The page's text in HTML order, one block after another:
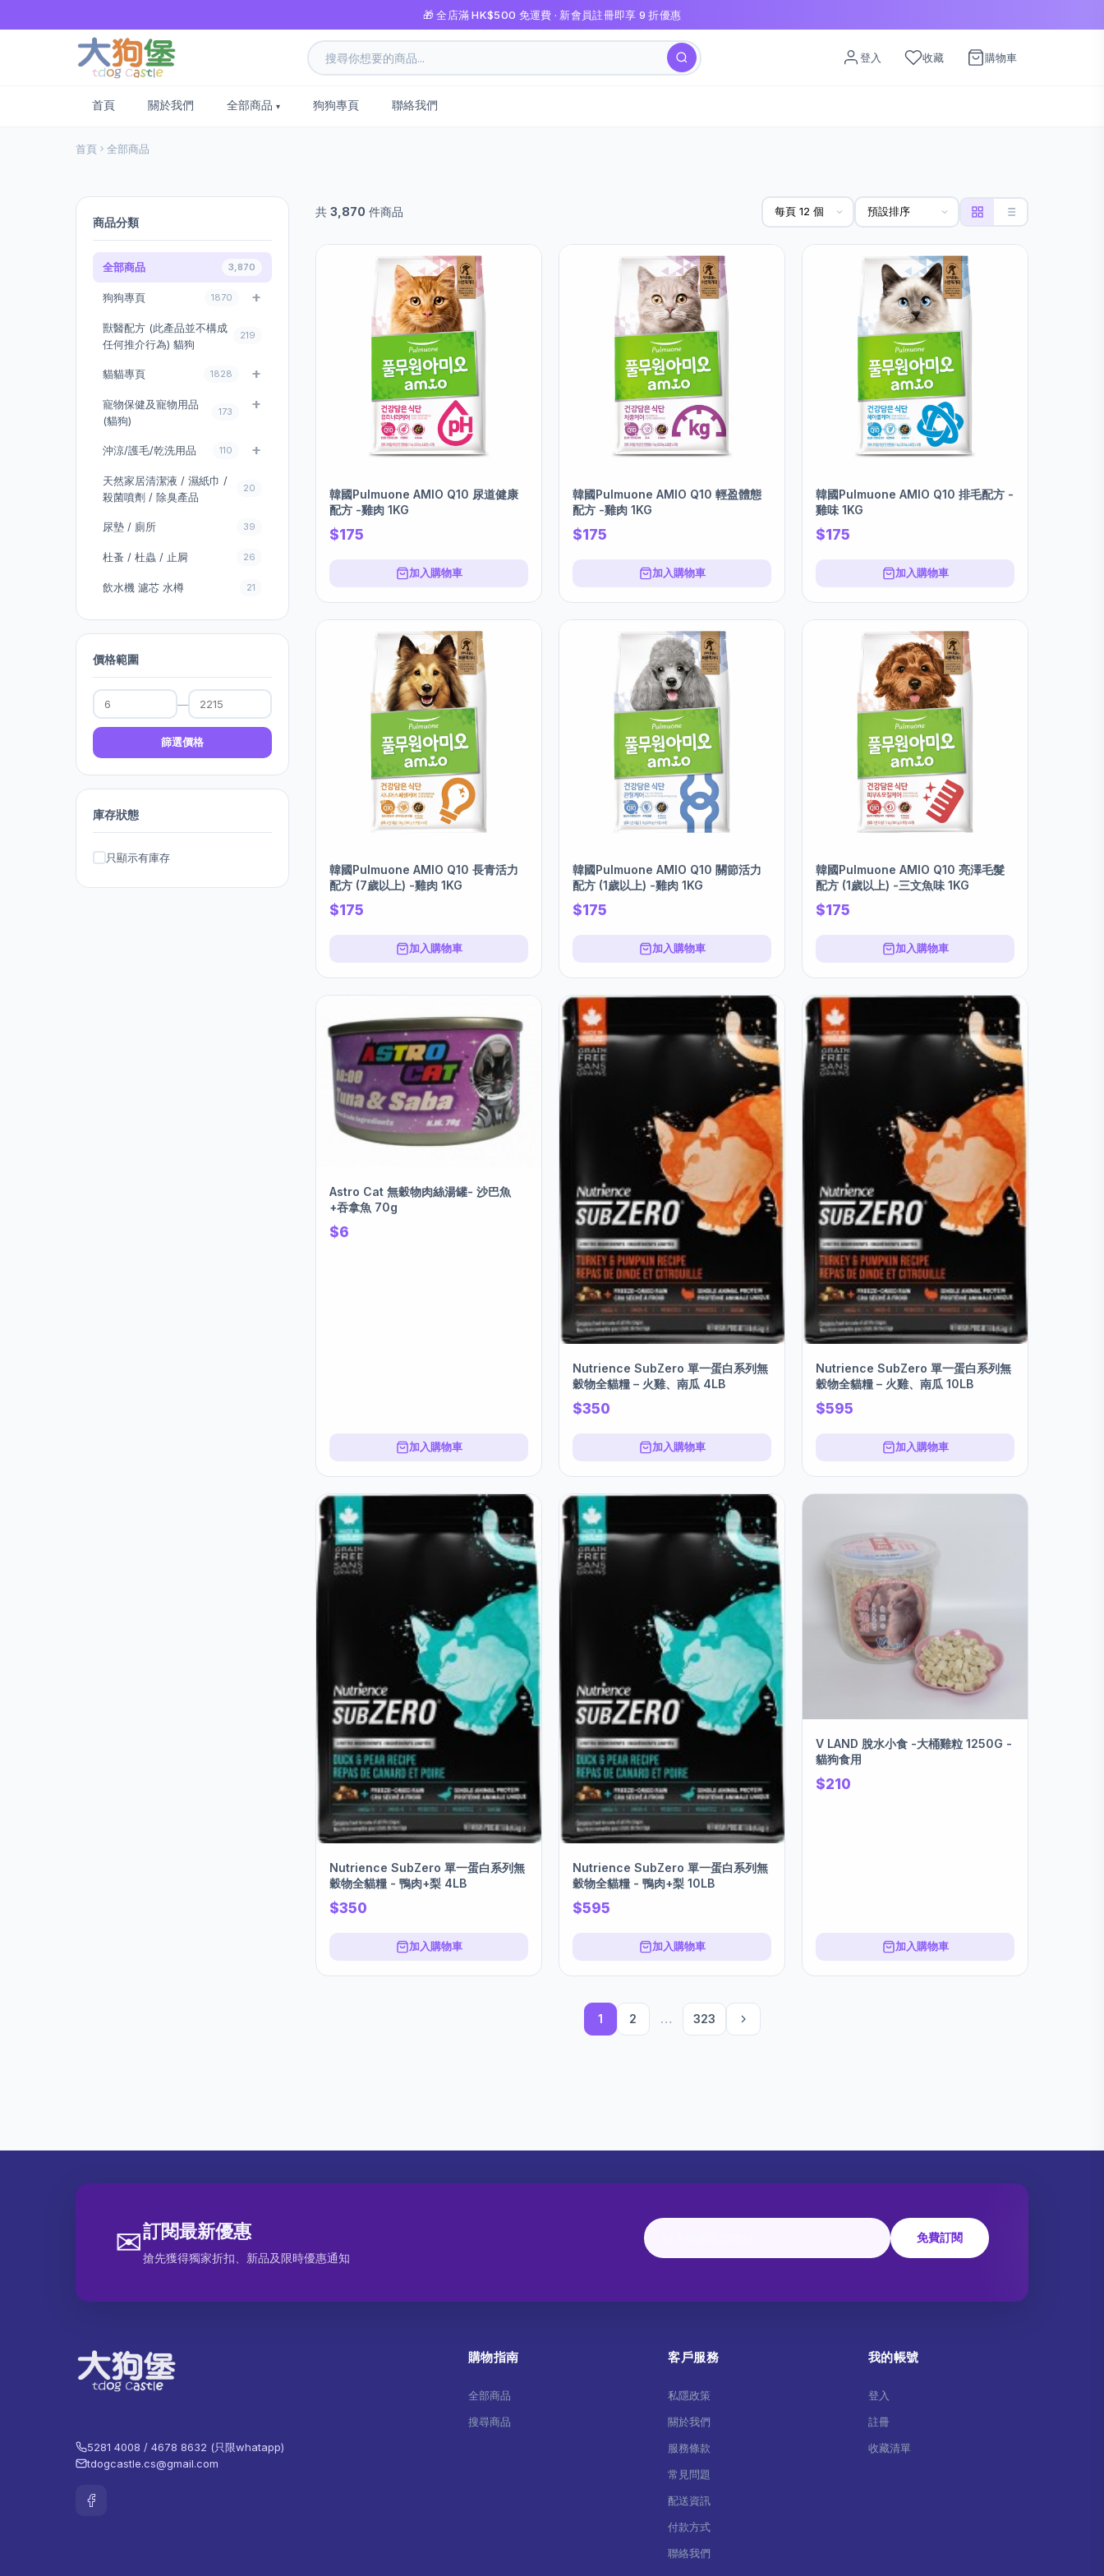
🎁 全店滿 HK$500 免運費 · 新會員註冊即享 9 折優惠
登入 收藏 購物車
首頁 關於我們 全部商品 狗狗專頁 聯絡我們
首頁 全部商品
商品分類
全部商品 3,870
狗狗專頁 1870
獸醫配方 (此產品並不構成
任何推介行為) 貓狗
219
貓貓專頁 1828
寵物保健及寵物用品
(貓狗)
173
沖涼/護毛/乾洗用品 110
天然家居清潔液 / 濕紙巾 /
殺菌噴劑 / 除臭產品
20
尿墊 / 廁所 39
杜蚤 / 杜蟲 / 止屙 26
飲水機 濾芯 水樽 21
價格範圍
—
篩選價格
庫存狀態
只顯示有庫存
共 3,870 件商品
韓國Pulmuone AMIO Q10 尿道健康
配方 -雞肉 1KG
$175
加入購物車
韓國Pulmuone AMIO Q10 輕盈體態
配方 -雞肉 1KG
$175
加入購物車
韓國Pulmuone AMIO Q10 排毛配方 -
雞味 1KG
$175
加入購物車
韓國Pulmuone AMIO Q10 長青活力
配方 (7歲以上) -雞肉 1KG
$175
加入購物車
韓國Pulmuone AMIO Q10 關節活力
配方 (1歲以上) -雞肉 1KG
$175
加入購物車
韓國Pulmuone AMIO Q10 亮澤毛髮
配方 (1歲以上) -三文魚味 1KG
$175
加入購物車
Astro Cat 無穀物肉絲湯罐- 沙巴魚
+吞拿魚 70g
$6
加入購物車
Nutrience SubZero 單一蛋白系列無
穀物全貓糧 – 火雞、南瓜 4LB
$350
加入購物車
Nutrience SubZero 單一蛋白系列無
穀物全貓糧 – 火雞、南瓜 10LB
$595
加入購物車
Nutrience SubZero 單一蛋白系列無
穀物全貓糧 - 鴨肉+梨 4LB
$350
加入購物車
Nutrience SubZero 單一蛋白系列無
穀物全貓糧 - 鴨肉+梨 10LB
$595
加入購物車
V LAND 脫水小食 -大桶雞粒 1250G -
貓狗食用
$210
加入購物車
1 2 … 323
✉訂閱最新優惠
搶先獲得獨家折扣、新品及限時優惠通知
免費訂閱
5281 4008 / 4678 8632 (只限whatapp)
tdogcastle.cs@gmail.com
購物指南
全部商品
搜尋商品
客戶服務
私隱政策
關於我們
服務條款
常見問題
配送資訊
付款方式
聯絡我們
我的帳號
登入
註冊
收藏清單